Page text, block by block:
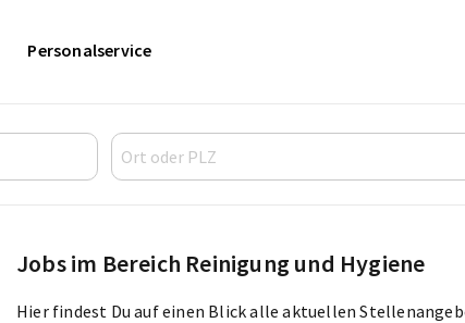
Personalservice
Jobs im Bereich Reinigung und Hygiene
Hier findest Du auf einen Blick alle aktuellen